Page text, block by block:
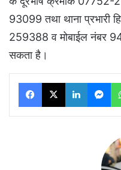
93099 तथा थाना प्रभारी
259388 व मोबाईल नंबर
सकता है।
Facebook
X LinkedIn